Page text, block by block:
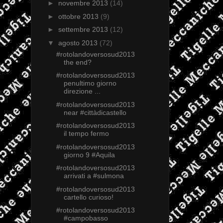
► novembre 2013 (14)
► ottobre 2013 (9)
► settembre 2013 (12)
▼ agosto 2013 (72)
#rotolandoversosud2013
the end?
#rotolandoversosud2013
penultimo giorno
direzione ...
#rotolandoversosud2013
near #cittàdicastello
#rotolandoversosud2013
il tempo fermo
#rotolandoversosud2013
giorno 9 #Aquila
#rotolandoversosud2013
arrivati a #sulmona
#rotolandoversosud2013
cartello curioso!
#rotolandoversosud2013
#campobasso